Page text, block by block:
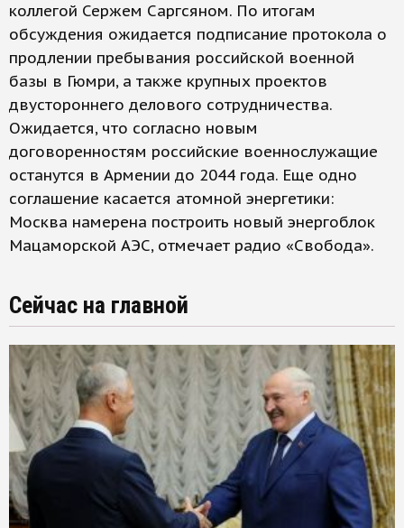
коллегой Сержем Саргсяном. По итогам
обсуждения ожидается подписание протокола о
продлении пребывания российской военной
базы в Гюмри, а также крупных проектов
двустороннего делового сотрудничества.
Ожидается, что согласно новым
договоренностям российские военнослужащие
останутся в Армении до 2044 года. Еще одно
соглашение касается атомной энергетики:
Москва намерена построить новый энергоблок
Мацаморской АЭС, отмечает радио «Свобода».
Сейчас на главной